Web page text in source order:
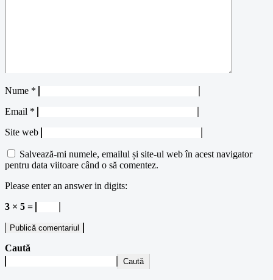
Nume *
Email *
Site web
Salvează-mi numele, emailul și site-ul web în acest navigator
pentru data viitoare când o să comentez.
Please enter an answer in digits:
3 × 5 =
Caută
Caută